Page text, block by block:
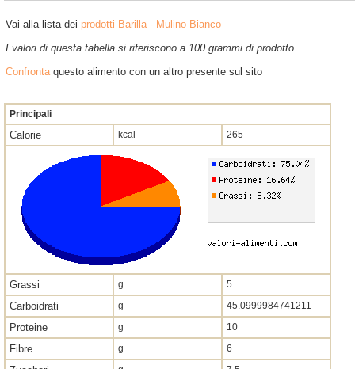
Vai alla lista dei prodotti Barilla - Mulino Bianco
I valori di questa tabella si riferiscono a 100 grammi di prodotto
Confrontaquesto alimento con un altro presente sul sito
Principali
Calorie kcal 265
Grassi g 5
Carboidrati g 45.0999984741211
Proteine g 10
Fibre g 6